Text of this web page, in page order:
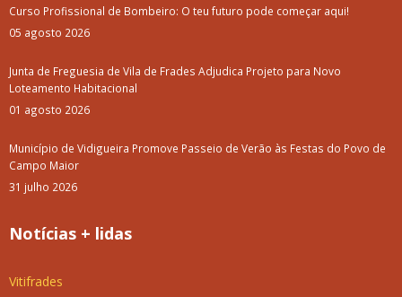
Curso Profissional de Bombeiro: O teu futuro pode começar aqui!
05 agosto 2026
Junta de Freguesia de Vila de Frades Adjudica Projeto para Novo
Loteamento Habitacional
01 agosto 2026
Município de Vidigueira Promove Passeio de Verão às Festas do Povo de
Campo Maior
31 julho 2026
Notícias + lidas
Vitifrades